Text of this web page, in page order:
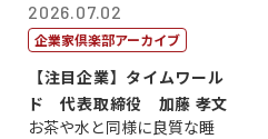
2026.07.02
企業家倶楽部アーカイブ
【注目企業】タイムワール
ド 代表取締役 加藤 孝文
お茶や水と同様に良質な睡